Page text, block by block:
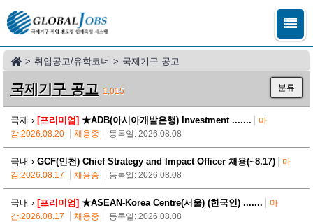
> 취업공고/유학코너 > 국제기구 공고
국제기구 공고 1,015 분류
국제 › [프리미엄] ★ADB(아시아개발은행) Investment .......
마
감:2026.08.20
채용중 등록일: 2026.08.08
국내 › GCF(인천) Chief Strategy and Impact Officer 채용(~8.17)
마
감:2026.08.17
채용중 등록일: 2026.08.08
국내 › [프리미엄] ★ASEAN-Korea Centre(서울) (한국인) .......
마
감:2026.08.17
채용중 등록일: 2026.08.08